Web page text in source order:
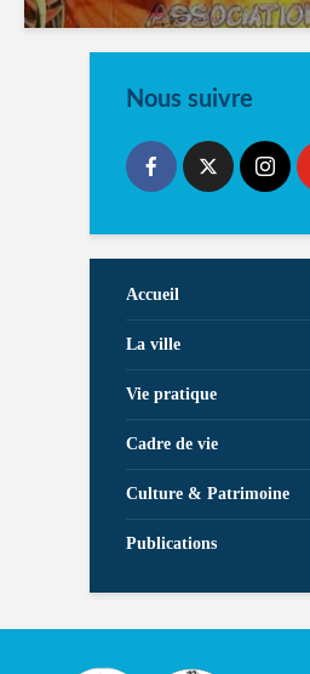
Nous suivre
Accueil
La ville
Vie pratique
Cadre de vie
Culture & Patrimoine
Publications